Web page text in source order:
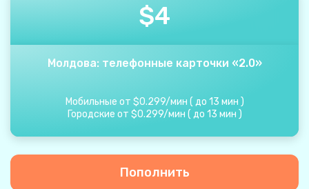
$4
Молдова: телефонные карточки «2.0»
Мобильные от $0.299/мин ( до 13 мин )
Городские от $0.299/мин ( до 13 мин )
Пополнить